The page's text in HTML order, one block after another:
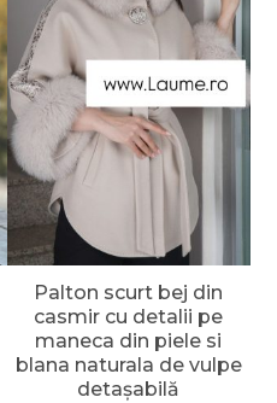
Palton scurt bej din
casmir cu detalii pe
maneca din piele si
blana naturala de vulpe
detașabilă